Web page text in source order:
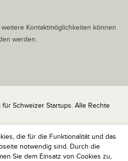
die für die Funktionalität und das
notwendig sind. Durch die
Sie dem Einsatz von Cookies zu,
Kontaktmöglichkeiten können
werden.
Schweizer Startups. Alle Rechte